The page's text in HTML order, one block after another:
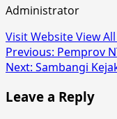
Administrator
Visit WebsiteView
Post
navigation
Previous: Pemprov
Next: Sambangi
Leave a Reply